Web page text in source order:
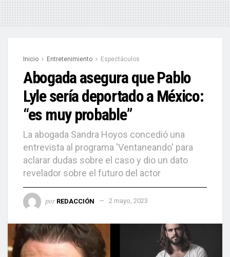
Inicio Entretenimiento Espectáculos
Abogada asegura que Pablo
Lyle sería deportado a México:
“es muy probable”
La abogada Sandra Hoyos concedió una
entrevista al programa 'Ventaneando' para
aclarar dudas sobre el caso y dio un dato
revelador sobre el futuro del actor
por REDACCIÓN 2 mayo, 2023